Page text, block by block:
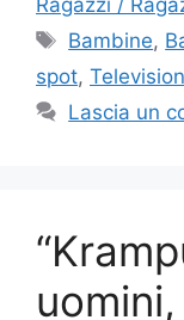
Tag
Bambine,
spot,
Lascia un